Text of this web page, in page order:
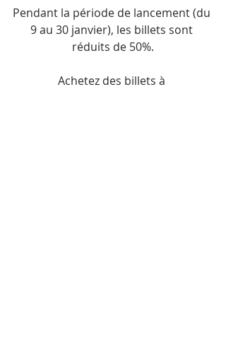
Pendant la période de lancement (du
9 au 30 janvier), les billets sont
réduits de 50%.
Achetez des billets à